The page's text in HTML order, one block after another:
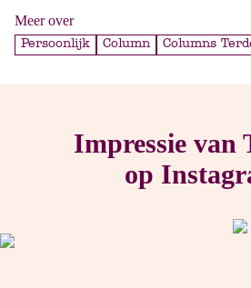
Meer over
Persoonlijk Column Columns
Impressie van
op